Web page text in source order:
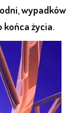
wypadków
końca życia.